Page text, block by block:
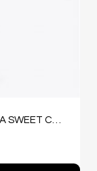
NANAMI LUBRICANTE A BASE DE AGUA SWEET CHERRY 150 ML